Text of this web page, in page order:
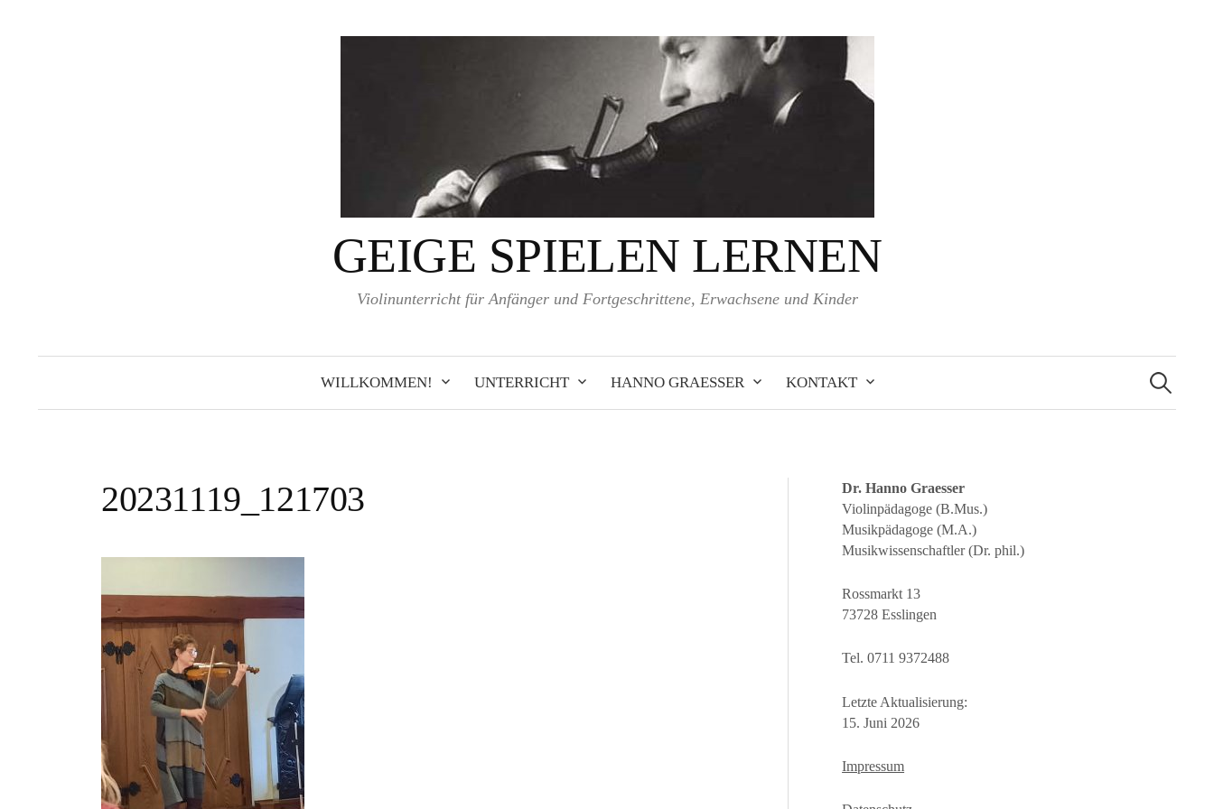
GEIGE SPIELEN LERNEN
Violinunterricht für Anfänger und Fortgeschrittene, Erwachsene und Kinder
WILLKOMMEN! UNTERRICHT HANNO GRAESSER KONTAKT
Suchen
nach:
20231119_121703
Dr. Hanno Graesser
Violinpädagoge (B.Mus.)
Musikpädagoge (M.A.)
Musikwissenschaftler (Dr. phil.)
Rossmarkt 13
73728 Esslingen
Tel. 0711 9372488
Letzte Aktualisierung:
15. Juni 2026
Impressum